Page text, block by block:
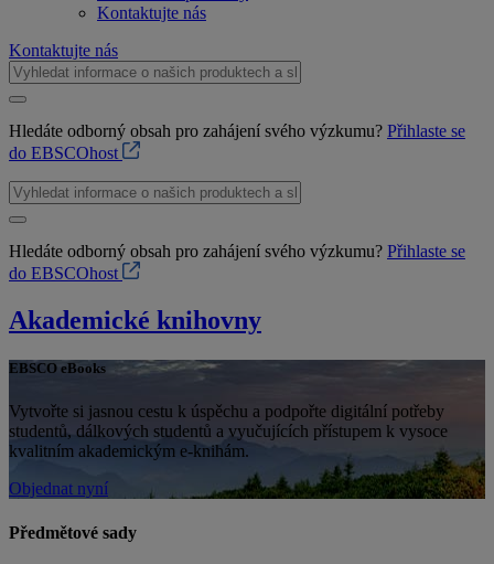
Kontaktujte nás
Kontaktujte nás
Hledáte odborný obsah pro zahájení svého výzkumu? Přihlaste se
do EBSCOhost
Hledáte odborný obsah pro zahájení svého výzkumu? Přihlaste se
do EBSCOhost
Akademické knihovny
EBSCO eBooks
Vytvořte si jasnou cestu k úspěchu a podpořte digitální potřeby
studentů, dálkových studentů a vyučujících přístupem k vysoce
kvalitním akademickým e-knihám.
Objednat nyní
Předmětové sady